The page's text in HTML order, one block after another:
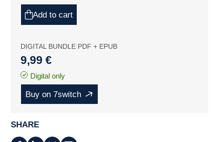
Add to cart
DIGITAL BUNDLE PDF + EPUB
9,99 €
Digital only
Buy on 7switch
SHARE